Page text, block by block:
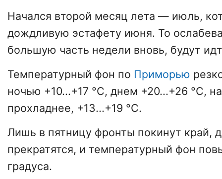
Начался второй месяц лета — июль,
дождливую эстафету июня. То
большую часть недели вновь, будут
Температурный фон по Приморью
ночью +10...+17 °С, днем +20...+26 °С,
прохладнее, +13...+19 °С.
Лишь в пятницу фронты покинут край,
прекратятся, и температурный фон
градуса.